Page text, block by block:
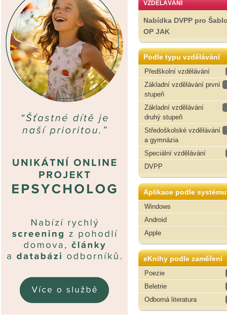
VZDĚLÁVÁNÍ
Nabídka DVPP pro
OP JAK
Podle typu vzdělávání
Předškolní vzdělávání
Základní vzdělávání první
stupeň
Základní vzdělávání
druhý stupeň
Středoškolské vzdělávání
a gymnázia
Speciální vzdělávání
DVPP
Aplikace podle systému
Windows
Android
Apple
eKnihy podle zaměření
Poezie
Beletrie
Odborná literatura